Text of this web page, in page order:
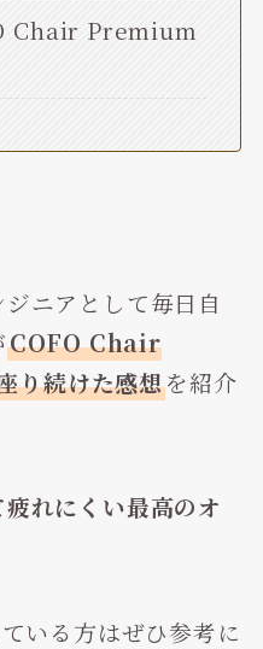
Chair Premium
ニアとして毎日自
COFO Chair
り続けた感想を紹介
れにくい最高のオ
いる方はぜひ参考に